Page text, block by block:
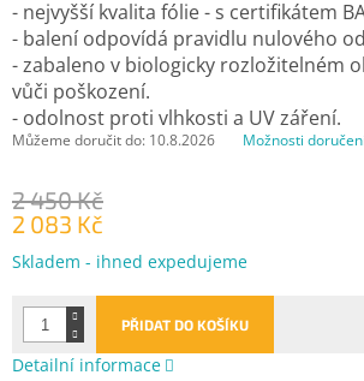
2 450 Kč
2 083 Kč
Měrná
Skladem - ihned expedujeme
Můžeme doručit do: 10.8.2026 Možnosti
PŘIDAT DO KOŠÍKU
- nejvyšší kvalita fólie - s certifikátem
- balení odpovídá pravidlu nulového
- zabaleno v biologicky rozložitelném
vůči poškození.
- odolnost proti vlhkosti a UV záření.
Detailní informace